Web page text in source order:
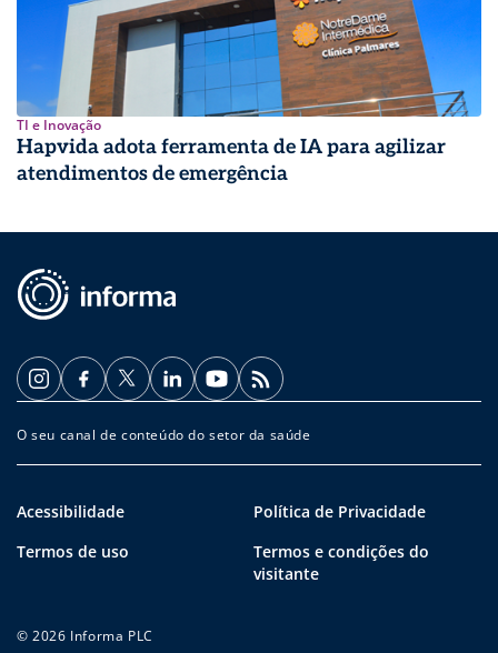
TI e Inovação
Hapvida adota ferramenta de IA para agilizar
atendimentos de emergência
O seu canal de conteúdo do setor da saúde
Acessibilidade
Política de Privacidade
Termos de uso
Termos e condições do
visitante
© 2026 Informa PLC